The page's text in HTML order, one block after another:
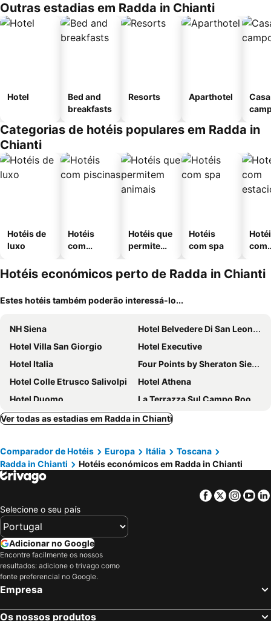
Outras estadias em Radda in Chianti
Hotel
Bed and
breakfasts
Resorts Aparthotel
Categorias de hotéis populares em Radda in
Chianti
Hotéis de
luxo
Hotéis
com
Hotéis que
permitem
Hotéis
com spa
com
Hotéis económicos perto de Radda in Chianti
Estes hotéis também poderão interessá-lo...
NH Siena
Hotel Belvedere Di San Leonino
Hotel Villa San Giorgio
Hotel Executive
Hotel Italia
Four Points by Sheraton Siena
Hotel Colle Etrusco Salivolpi
Hotel Athena
Hotel Duomo
La Terrazza Sul Campo Rooming House
Villa San Filippo
Hotel Minerva
Arcobaleno Boutique Hotel Siena
Hotel Moderno
Il Chiostro del Carmine
Albergo Cannon d'Oro
Alma Domus
Dievole Wine Resort
Borgo di Cortefreda
Hotel Ristorante Alcide
Al Mercato B&B
Castello di Fonterutoli
Castello Vicchiomaggio
Hotel Il Piccolo Castello
Pieve Aldina
Villa Cristina
Ver todas as estadias em Radda in Chianti
Comparador de Hotéis Europa Itália
Toscana
Radda in Chianti
Hotéis económicos em Radda in Chianti
Facebook
Twitter
Selecione o seu país
Adicionar no Google
Encontre facilmente os nossos
resultados: adicione o trivago como
fonte preferencial no Google.
Empresa
Os nossos produtos